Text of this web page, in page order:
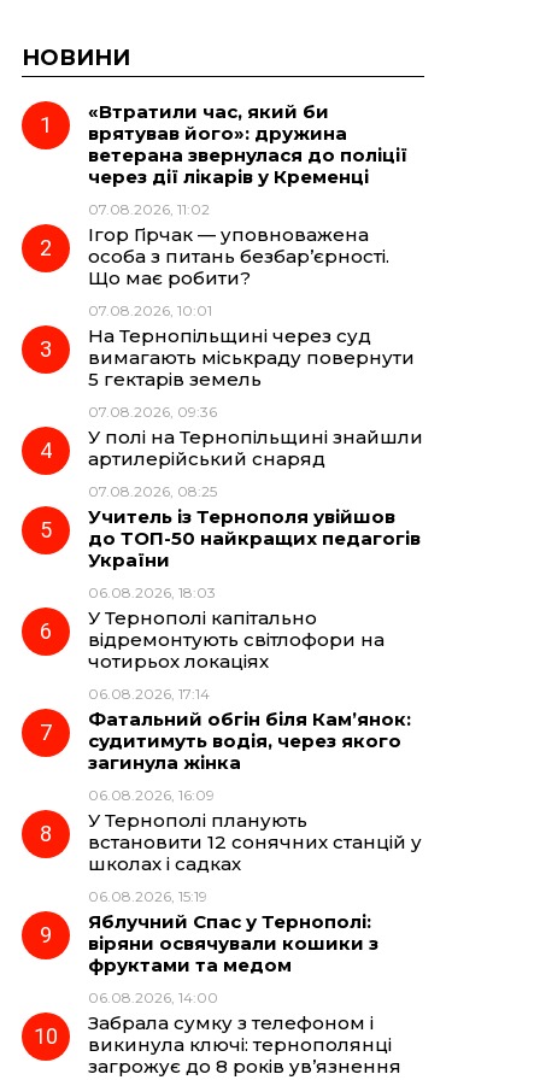
НОВИНИ
«Втратили час, який би
врятував його»: дружина
ветерана звернулася до поліції
через дії лікарів у Кременці
07.08.2026, 11:02
Ігор Гірчак — уповноважена
особа з питань безбар’єрності.
Що має робити?
07.08.2026, 10:01
На Тернопільщині через суд
вимагають міськраду повернути
5 гектарів земель
07.08.2026, 09:36
У полі на Тернопільщині знайшли
артилерійський снаряд
07.08.2026, 08:25
Учитель із Тернополя увійшов
до ТОП-50 найкращих педагогів
України
06.08.2026, 18:03
У Тернополі капітально
відремонтують світлофори на
чотирьох локаціях
06.08.2026, 17:14
Фатальний обгін біля Кам’янок:
судитимуть водія, через якого
загинула жінка
06.08.2026, 16:09
У Тернополі планують
встановити 12 сонячних станцій у
школах і садках
06.08.2026, 15:19
Яблучний Спас у Тернополі:
віряни освячували кошики з
фруктами та медом
06.08.2026, 14:00
Забрала сумку з телефоном і
викинула ключі: тернополянці
загрожує до 8 років ув’язнення